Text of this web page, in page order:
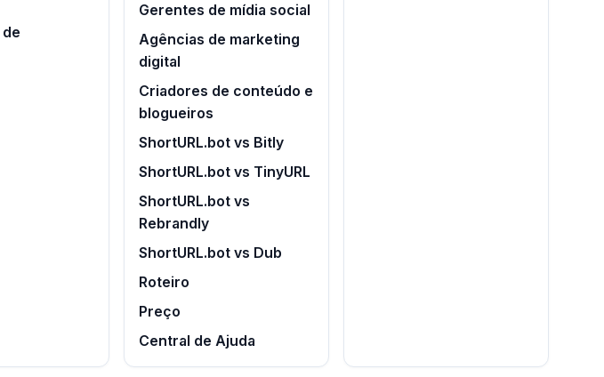
Gerentes de mídia social
Agências de marketing
digital
Criadores de conteúdo e
blogueiros
ShortURL.bot vs Bitly
ShortURL.bot vs TinyURL
ShortURL.bot vs
Rebrandly
ShortURL.bot vs Dub
Roteiro
Preço
Central de Ajuda